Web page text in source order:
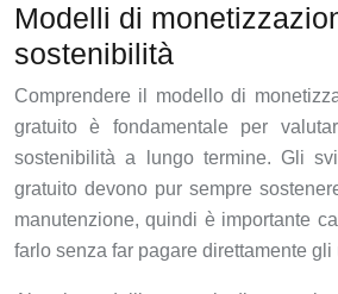
Modelli di
sostenibilità
Comprendere il modello di
gratuito è fondamentale per
sostenibilità a lungo termine. Gli
gratuito devono pur sempre
manutenzione, quindi è importante
farlo senza far pagare direttamente gli